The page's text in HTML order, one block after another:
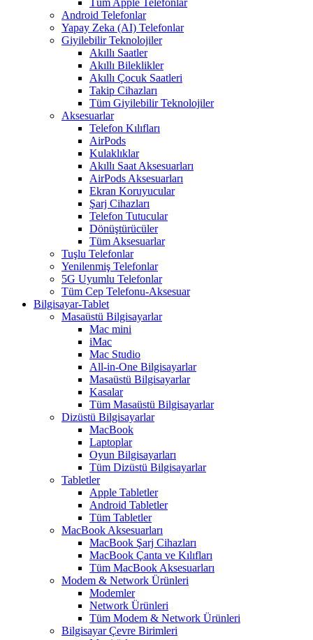
Tüm Apple Telefonlar
Android Telefonlar
Yapay Zeka (AI) Telefonlar
Giyilebilir Teknolojiler
Akıllı Saatler
Akıllı Bileklikler
Akıllı Çocuk Saatleri
Takip Cihazları
Tüm Giyilebilir Teknolojiler
Aksesuarlar
Telefon Kılıfları
AirPods
Kulaklıklar
Akıllı Saat Aksesuarları
AirPods Aksesuarları
Ekran Koruyucular
Şarj Cihazları
Telefon Tutucular
Dönüştürücüler
Tüm Aksesuarlar
Tuşlu Telefonlar
Yenilenmiş Telefonlar
5G Uyumlu Telefonlar
Tüm Cep Telefonu-Aksesuar
Bilgisayar-Tablet
Masaüstü Bilgisayarlar
Mac mini
iMac
Mac Studio
All-in-One Bilgisayarlar
Masaüstü Bilgisayarlar
Kasalar
Tüm Masaüstü Bilgisayarlar
Dizüstü Bilgisayarlar
MacBook
Laptoplar
Oyun Bilgisayarları
Tüm Dizüstü Bilgisayarlar
Tabletler
Apple Tabletler
Android Tabletler
Tüm Tabletler
MacBook Aksesuarları
MacBook Şarj Cihazları
MacBook Çanta ve Kılıfları
Tüm MacBook Aksesuarları
Modem & Network Ürünleri
Modemler
Network Ürünleri
Tüm Modem & Network Ürünleri
Bilgisayar Çevre Birimleri